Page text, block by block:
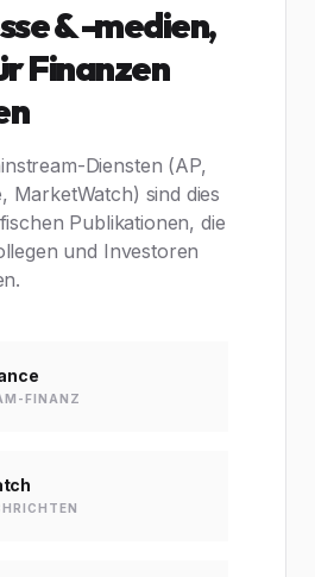
& -medien,
Finanzen
Diensten (AP,
MarketWatch) sind dies
Publikationen, die
und Investoren
FINANZ